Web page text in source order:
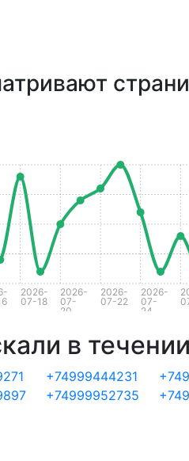
2026-
07-18
2026-
07-
20
2026-
07-22
2026-
07-
24
в
+74999444231
+74999952735